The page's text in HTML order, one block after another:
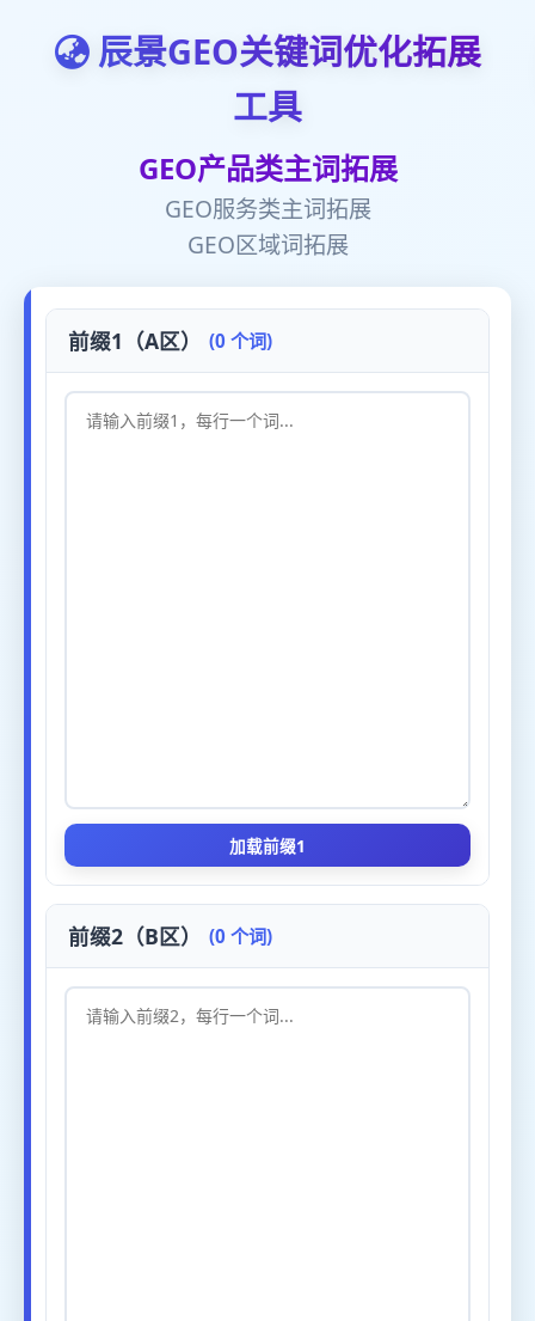
辰景GEO关键词优化拓展
工具
GEO产品类主词拓展
GEO服务类主词拓展
GEO区域词拓展
前缀1（A区） (0 个词)
加载前缀1
前缀2（B区） (0 个词)